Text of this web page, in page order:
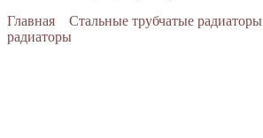
Главная
Стальные трубчатые радиаторы
радиаторы